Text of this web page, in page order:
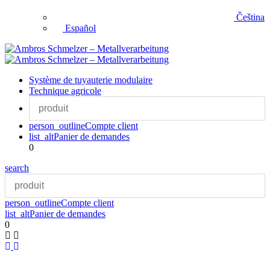
Čeština
Español
Système de tuyauterie modulaire
Technique agricole
person_outlineCompte client
list_altPanier de demandes
0
search
person_outlineCompte client
list_altPanier de demandes
0